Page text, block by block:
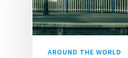
AROUND THE WORLD